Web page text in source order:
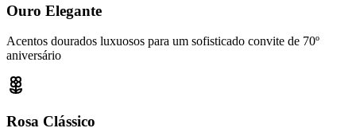
Ouro Elegante
Acentos dourados luxuosos para um sofisticado convite de 70º
aniversário
Rosa Clássico